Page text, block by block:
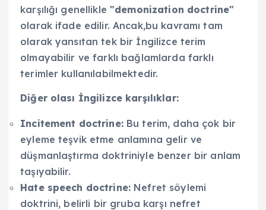
karşılığı genellikle"demonization doctrine"
olarak ifade edilir. Ancak,bu kavramı tam
olarak yansıtan tek bir İngilizce terim
olmayabilir ve farklı bağlamlarda farklı
terimler kullanılabilmektedir.
Diğer olası İngilizce karşılıklar:
Incitement doctrine:Bu terim, daha çok bir
eyleme teşvik etme anlamına gelir ve
düşmanlaştırma doktriniyle benzer bir anlam
taşıyabilir.
Hate speech doctrine: Nefret söylemi
doktrini, belirli bir gruba karşı nefret